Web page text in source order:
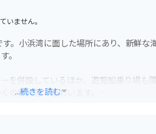
ません。
。小浜湾に面した場所にあり、新鮮な
。
を併設しているほか、遊覧船乗り場も
の観光客で賑わいます。
...続きを読む